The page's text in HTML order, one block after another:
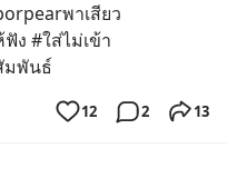
พาเสียว
ง #ใส่ไม่เข้า
มพันธ์
12 2 13